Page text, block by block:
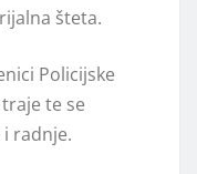
šteta.
Policijske
te se
radnje.